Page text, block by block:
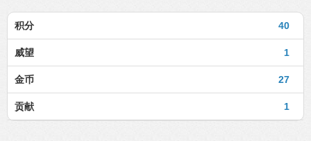
40
积分
1
威望
27
金币
1
贡献